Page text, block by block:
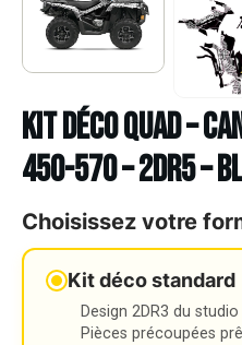
Kit déco Quad –
450-570 – 2DR5 –
Choisissez votre
Kit déco standard
Design 2DR3 du
Pièces précoupées